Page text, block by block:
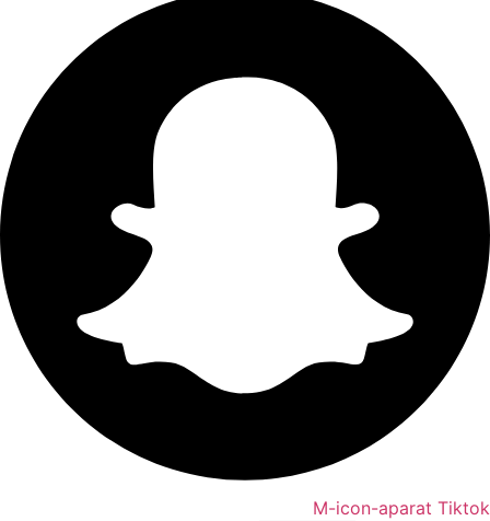
M-icon-aparat Tiktok